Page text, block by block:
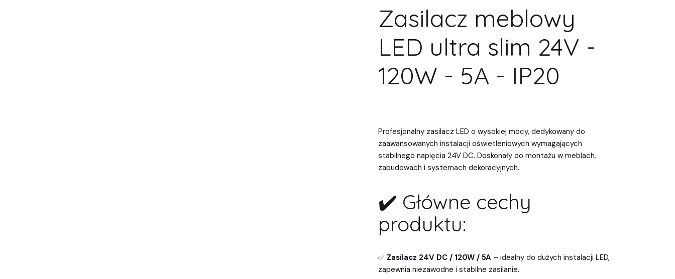
Zasilacz meblowy
LED ultra slim 24V -
120W - 5A - IP20
Profesjonalny zasilacz LED o wysokiej mocy, dedykowany do
zaawansowanych instalacji oświetleniowych wymagających
stabilnego napięcia 24V DC. Doskonały do montażu w meblach,
zabudowach i systemach dekoracyjnych.
✔️ Główne cechy
produktu:
✅ Zasilacz 24V DC / 120W / 5A– idealny do dużych instalacji LED,
zapewnia niezawodne i stabilne zasilanie.